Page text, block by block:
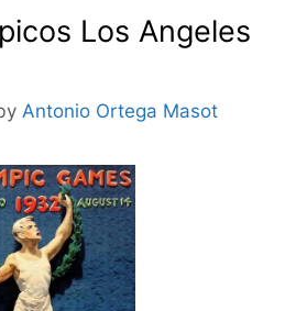
Los Angeles
Antonio Ortega Masot